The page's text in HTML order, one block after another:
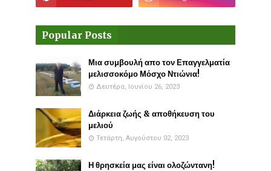
Popular Posts
Μια συμβουλή απο τον Επαγγελματία
μελισσοκόμο Μόσχο Ντιώνια!
Δευτέρα, Ιουνίου 26, 2023
Διάρκεια ζωής & αποθήκευση του
μελιού
Τετάρτη, Αυγούστου 02, 2023
Η θρησκεία μας είναι ολοζώντανη!